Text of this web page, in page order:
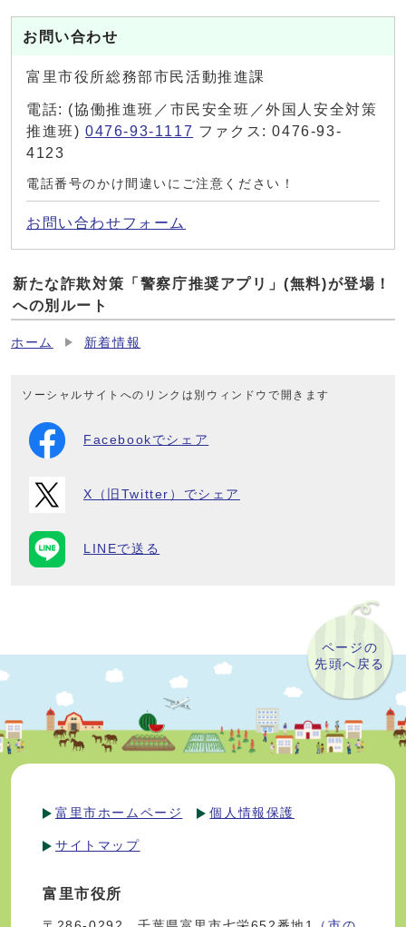
お問い合わせ
富里市役所総務部市民活動推進課
電話: (協働推進班／市民安全班／外国人安全対策
推進班) 0476-93-1117 ファクス: 0476-93-
4123
電話番号のかけ間違いにご注意ください！
お問い合わせフォーム
新たな詐欺対策「警察庁推奨アプリ」(無料)が登場！
への別ルート
ホーム 新着情報
ソーシャルサイトへのリンクは別ウィンドウで開きます
Facebookでシェア
X（旧Twitter）でシェア
LINEで送る
ページの
先頭へ戻る
富里市ホームページ 個人情報保護
サイトマップ
富里市役所